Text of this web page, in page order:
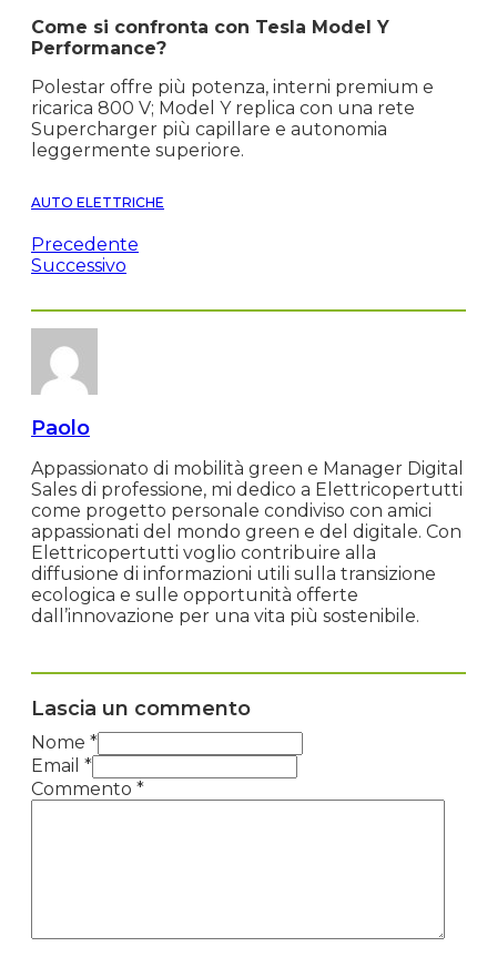
Come si confronta con Tesla Model Y
Performance?
Polestar offre più potenza, interni premium e
ricarica 800 V; Model Y replica con una rete
Supercharger più capillare e autonomia
leggermente superiore.
AUTO ELETTRICHE
Precedente
Successivo
Paolo
Appassionato di mobilità green e Manager Digital
Sales di professione, mi dedico a Elettricopertutti
come progetto personale condiviso con amici
appassionati del mondo green e del digitale. Con
Elettricopertutti voglio contribuire alla
diffusione di informazioni utili sulla transizione
ecologica e sulle opportunità offerte
dall’innovazione per una vita più sostenibile.
Lascia un commento
Nome *
Email *
Commento *